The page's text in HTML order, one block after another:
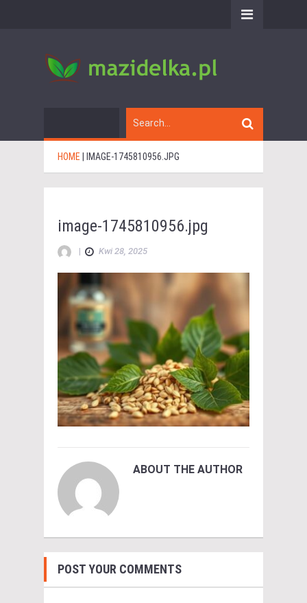
HOME IMAGE-1745810956.JPG
image-1745810956.jpg
| Kwi 28, 2025
ABOUT THE AUTHOR
POST YOUR COMMENTS